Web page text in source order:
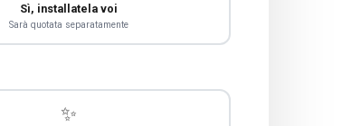
Sì, installatela voi
Sarà quotata separatamente
✨